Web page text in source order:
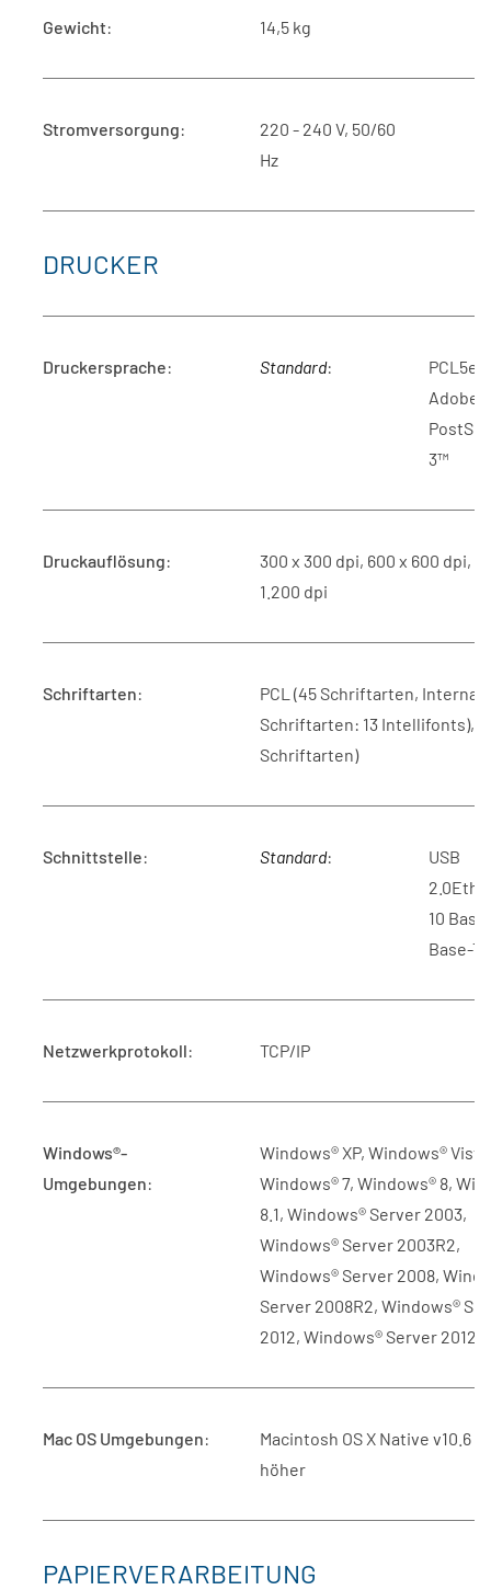
Gewicht: 14,5 kg
Stromversorgung:
220 - 240 V, 50/60
Hz
DRUCKER
Druckersprache: Standard:
PCL5e,
Adobe®
3™
Druckauflösung:
300 x 300 dpi, 600 x 600 dpi,
1.200 dpi
Schriftarten:
PCL (45 Schriftarten,
Schriftarten: 13 Intellifonts),
Schriftarten)
Schnittstelle: Standard:
USB
10
Base-TX
Netzwerkprotokoll: TCP/IP
Windows®-
Umgebungen:
Windows® XP, Windows®
Windows® 7, Windows® 8,
8.1, Windows® Server 2003,
Windows® Server 2003R2,
Windows® Server 2008,
Server 2008R2, Windows®
2012, Windows® Server
Mac OS Umgebungen:
Macintosh OS X Native v10.6
höher
PAPIERVERARBEITUNG